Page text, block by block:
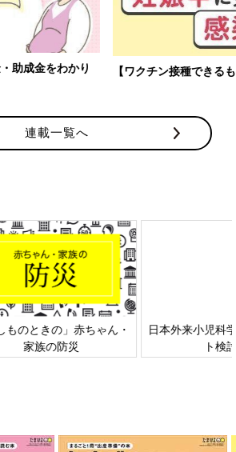
のも】妊婦の感染症対策、知っておいて！
連載一覧へ
フレッ
六星占術 細木かおりさんの人生